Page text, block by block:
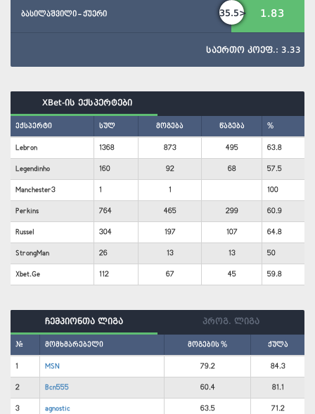
ბასილაშვილი - ქუერი 35.5> 1.83
საერთო კოეფ.: 3.33
XBet-ის ექსპერტები
ექსპერტი სულ მოგება წაგება %
Lebron 1368 873 495 63.8
Legendinho 160 92 68 57.5
Manchester3 1 1 100
Perkins 764 465 299 60.9
Russel 304 197 107 64.8
StrongMan 26 13 13 50
Xbet.Ge 112 67 45 59.8
ჩემპიონთა ლიგა პროგ. ლიგა
# მომხმარებელი მოგების % ქულა
1 MSN 79.2 84.3
2 Bcn555 60.4 81.1
3 agnostic 63.5 71.2